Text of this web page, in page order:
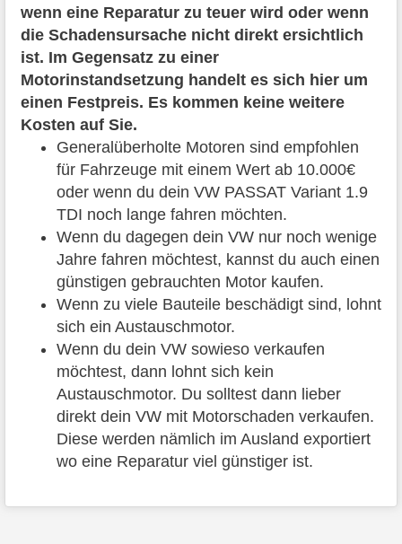
wenn eine Reparatur zu teuer wird oder wenn
die Schadensursache nicht direkt ersichtlich
ist. Im Gegensatz zu einer
Motorinstandsetzung handelt es sich hier um
einen Festpreis. Es kommen keine weitere
Kosten auf Sie.
Generalüberholte Motoren sind empfohlen
für Fahrzeuge mit einem Wert ab 10.000€
oder wenn du dein VW PASSAT Variant 1.9
TDI noch lange fahren möchten.
Wenn du dagegen dein VW nur noch wenige
Jahre fahren möchtest, kannst du auch einen
günstigen gebrauchten Motor kaufen.
Wenn zu viele Bauteile beschädigt sind, lohnt
sich ein Austauschmotor.
Wenn du dein VW sowieso verkaufen
möchtest, dann lohnt sich kein
Austauschmotor. Du solltest dann lieber
direkt dein VW mit Motorschaden verkaufen.
Diese werden nämlich im Ausland exportiert
wo eine Reparatur viel günstiger ist.